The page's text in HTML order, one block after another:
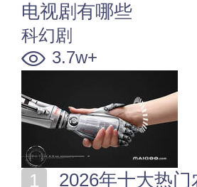
电视剧有哪些
科幻剧
3.7w+